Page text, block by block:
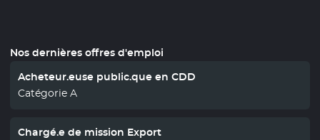
Nos dernières offres d'emploi
Acheteur.euse public.que en CDD
Catégorie A
Chargé.e de mission Export